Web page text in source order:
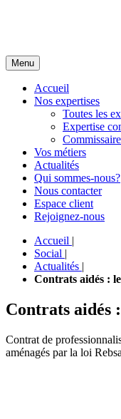
Menu
Accueil
Nos expertises
Toutes les
Expertise
Vos métiers
Actualités
Qui sommes-nous?
Nous contacter
Espace client
Rejoignez-nous
Accueil |
Social |
Actualités |
Contrats aidés :
Contrats aidés
Contrat de
aménagés par la loi